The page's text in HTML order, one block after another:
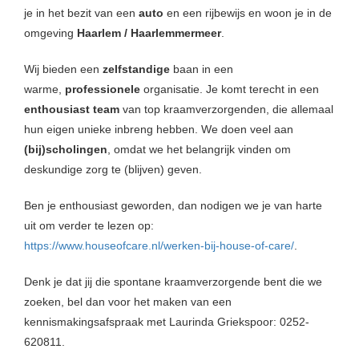
je in het bezit van een auto en een rijbewijs en woon je in de
omgeving Haarlem / Haarlemmermeer.
Wij bieden een zelfstandige baan in een
warme, professionele organisatie. Je komt terecht in een
enthousiast team van top kraamverzorgenden, die allemaal
hun eigen unieke inbreng hebben. We doen veel aan
(bij)scholingen , omdat we het belangrijk vinden om
deskundige zorg te (blijven) geven.
Ben je enthousiast geworden, dan nodigen we je van harte
uit om verder te lezen op:
https://www.houseofcare.nl/werken-bij-house-of-care/
Denk je dat jij die spontane kraamverzorgende bent die we
zoeken, bel dan voor het maken van een
kennismakingsafspraak met Laurinda Griekspoor: 0252-
620811.